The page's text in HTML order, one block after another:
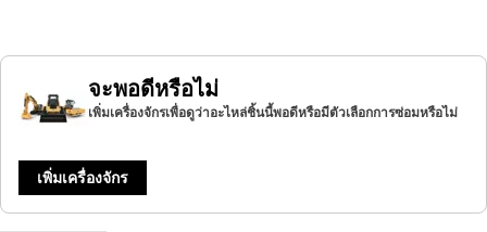
จะพอดีหรือไม่
เพิ่มเครื่องจักรเพื่อดูว่าอะไหล่ชิ้นนี้พอดีหรือมีตัวเลือกการซ่อมหรือไม่
เพิ่มเครื่องจักร